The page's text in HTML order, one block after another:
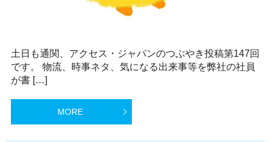
土日も通関、アクセス・ジャパンのつぶやき投稿第147回
です。 物流、時事ネタ、気になる出来事等を弊社の社員
が書 […]
MORE